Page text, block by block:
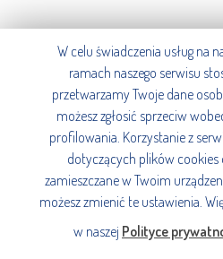
W celu świadczenia usług na
ramach naszego serwisu
przetwarzamy Twoje dane
możesz zgłosić sprzeciw
profilowania. Korzystanie z
dotyczących plików cookies
zamieszczane w Twoim
możesz zmienić te ustawienia.
w naszej Polityce